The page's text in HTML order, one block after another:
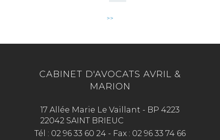
>>
CABINET D'AVOCATS AVRIL &
MARION
17 Allée Marie Le Vaillant - BP 4223
22042 SAINT BRIEUC
Tél : 02 96 33 60 24 - Fax : 02 96 33 74 66